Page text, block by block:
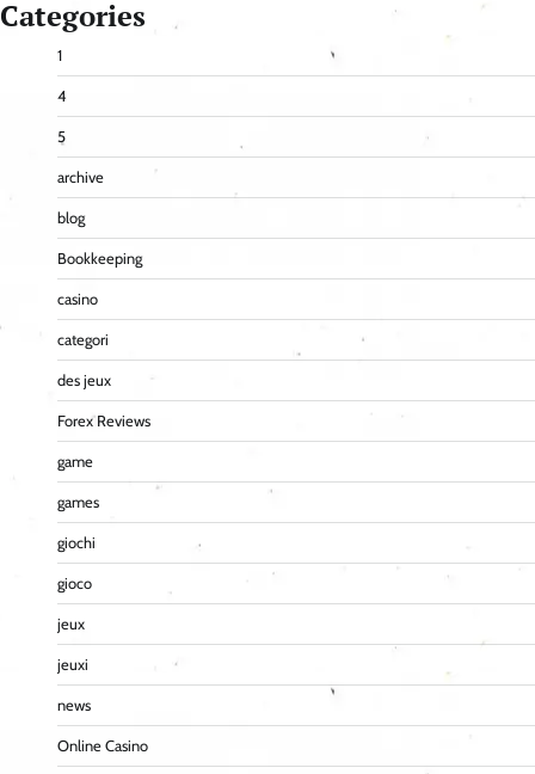
Categories
1
4
5
archive
blog
Bookkeeping
casino
categori
des jeux
Forex Reviews
game
games
giochi
gioco
jeux
jeuxi
news
Online Casino